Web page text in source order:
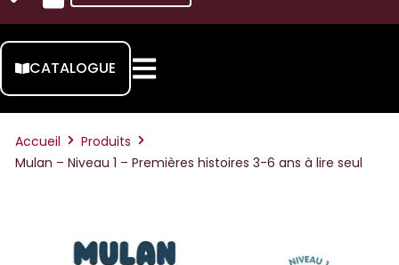
CATALOGUE
Accueil
Produits
Mulan – Niveau 1 – Premières histoires 3-6 ans à lire seul